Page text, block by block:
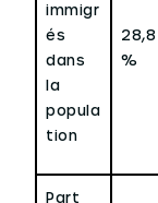
immigr
és
dans
la
popula
tion
28,8
%
Part